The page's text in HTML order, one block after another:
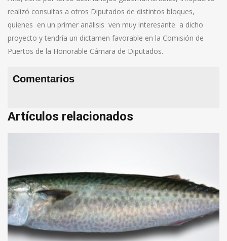
realizó consultas a otros Diputados de distintos bloques,
quienes en un primer análisis ven muy interesante a dicho
proyecto y tendría un dictamen favorable en la Comisión de
Puertos de la Honorable Cámara de Diputados.
Comentarios
Artículos relacionados